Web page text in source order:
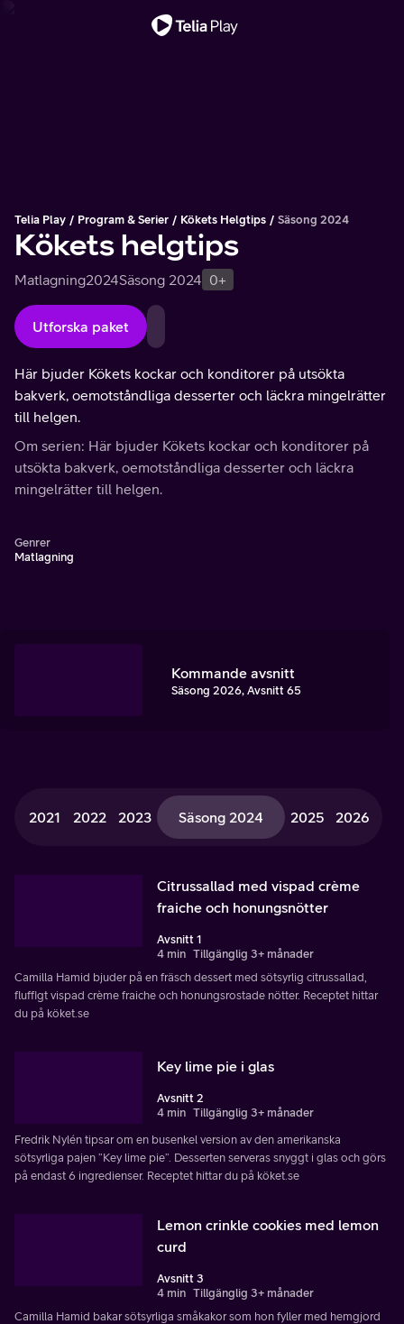
Telia Play Program & Serier Kökets Helgtips Säsong 2024
Kökets helgtips
Matlagning2024Säsong 2024 0+
Utforska paket
Här bjuder Kökets kockar och konditorer på utsökta
bakverk, oemotståndliga desserter och läckra mingelrätter
till helgen.
Om serien: Här bjuder Kökets kockar och konditorer på
utsökta bakverk, oemotståndliga desserter och läckra
mingelrätter till helgen.
Genrer
Matlagning
Kommande avsnitt
Säsong 2026, Avsnitt 65
2021 2022 2023 Säsong 2024 2025 2026
Citrussallad med vispad crème
fraiche och honungsnötter
Avsnitt 1
4 min Tillgänglig 3+ månader
Camilla Hamid bjuder på en fräsch dessert med sötsyrlig citrussallad,
fluffigt vispad crème fraiche och honungsrostade nötter. Receptet hittar
du på köket.se
Key lime pie i glas
Avsnitt 2
4 min Tillgänglig 3+ månader
Fredrik Nylén tipsar om en busenkel version av den amerikanska
sötsyrliga pajen ”Key lime pie”. Desserten serveras snyggt i glas och görs
på endast 6 ingredienser. Receptet hittar du på köket.se
Lemon crinkle cookies med lemon
curd
Avsnitt 3
4 min Tillgänglig 3+ månader
Camilla Hamid bakar sötsyrliga småkakor som hon fyller med hemgjord